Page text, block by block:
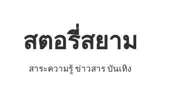
สตอรี่สยาม
สาระความรู้ ข่าวสาร บันเทิง